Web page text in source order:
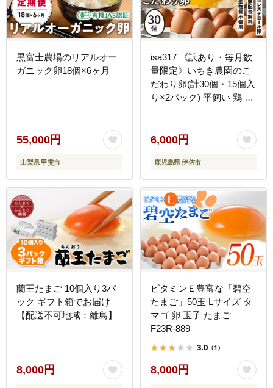
黒富士農場のリアルオー
ガニック卵18個×6ヶ月
55,000円
山梨県 甲斐市
isa317 《訳あり・毎月数
量限定》いちき農園のこ
だわり卵(計30個・15個入
り×2パック) 平飼い 鶏 た
TKG 訳あり【いちき農
6,000円
鹿児島県 伊佐市
蘭王たまご 10個入り3パ
ック ギフト箱でお届け
【配送不可地域：離島】
8,000円
ビタミンＥ豊富な「碧空
たまご」50玉 Lサイズ タ
マゴ 卵 玉子 たまご
F23R-889
3.0 （1）
8,000円